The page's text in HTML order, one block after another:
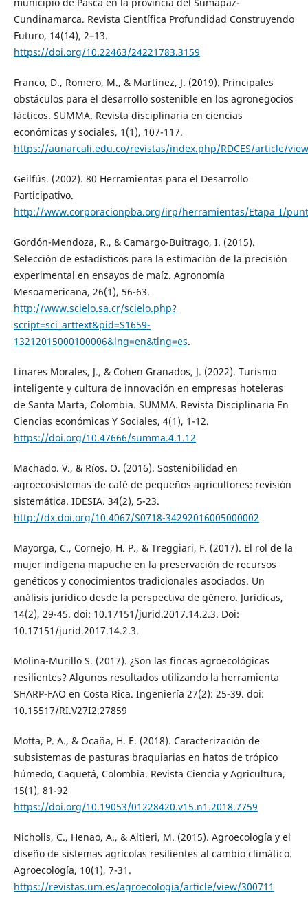
Cundinamarca. Revista Científica Profundidad Construyendo
Futuro, 14(14), 2–13.
https://doi.org/10.22463/24221783.3159
Franco, D., Romero, M., & Martínez, J. (2019). Principales
obstáculos para el desarrollo sostenible en los agronegocios
lácticos. SUMMA. Revista disciplinaria en ciencias
económicas y sociales, 1(1), 107-117.
https://aunarcali.edu.co/revistas/index.php/RDCES/article/
Geilfús. (2002). 80 Herramientas para el Desarrollo
Participativo.
http://www.corporacionpba.org/irp/herramientas/Etapa_I/
Gordón-Mendoza, R., & Camargo-Buitrago, I. (2015).
Selección de estadísticos para la estimación de la precisión
experimental en ensayos de maíz. Agronomía
Mesoamericana, 26(1), 56-63.
http://www.scielo.sa.cr/scielo.php?
script=sci_arttext&pid=S1659-
13212015000100006&lng=en&tlng=es.
Linares Morales, J., & Cohen Granados, J. (2022). Turismo
inteligente y cultura de innovación en empresas hoteleras
de Santa Marta, Colombia. SUMMA. Revista Disciplinaria En
Ciencias económicas Y Sociales, 4(1), 1-12.
https://doi.org/10.47666/summa.4.1.12
Machado. V., & Ríos. O. (2016). Sostenibilidad en
agroecosistemas de café de pequeños agricultores: revisión
sistemática. IDESIA. 34(2), 5-23.
http://dx.doi.org/10.4067/S0718-34292016005000002
Mayorga, C., Cornejo, H. P., & Treggiari, F. (2017). El rol de la
mujer indígena mapuche en la preservación de recursos
genéticos y conocimientos tradicionales asociados. Un
análisis jurídico desde la perspectiva de género. Jurídicas,
14(2), 29-45. doi: 10.17151/jurid.2017.14.2.3. Doi:
10.17151/jurid.2017.14.2.3.
Molina-Murillo S. (2017). ¿Son las fincas agroecológicas
resilientes? Algunos resultados utilizando la herramienta
SHARP-FAO en Costa Rica. Ingeniería 27(2): 25-39. doi:
10.15517/RI.V27I2.27859
Motta, P. A., & Ocaña, H. E. (2018). Caracterización de
subsistemas de pasturas braquiarias en hatos de trópico
húmedo, Caquetá, Colombia. Revista Ciencia y Agricultura,
15(1), 81-92
https://doi.org/10.19053/01228420.v15.n1.2018.7759
Nicholls, C., Henao, A., & Altieri, M. (2015). Agroecología y el
diseño de sistemas agrícolas resilientes al cambio climático.
Agroecología, 10(1), 7-31.
https://revistas.um.es/agroecologia/article/view/300711